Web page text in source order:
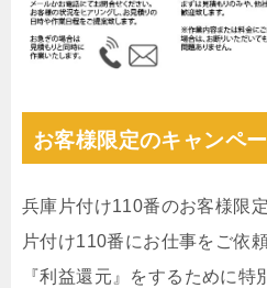
お客様限定のキャンペ
兵庫片付け110番のお客様限
片付け110番にお仕事をご依
『利益還元』をするために